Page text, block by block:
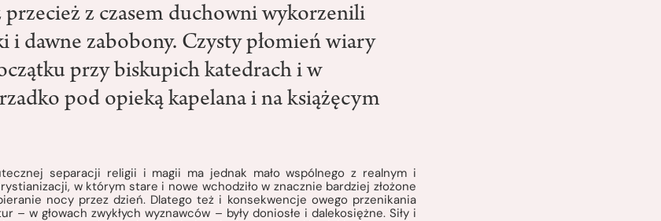
przecież z czasem duchowni wykorzenili
i dawne zabobony. Czysty płomień wiary
przy biskupich katedrach i w
pod opieką kapelana i na książęcym
separacji religii i magii ma jednak mało wspólnego z realnym i
w którym stare i nowe wchodziło w znacznie bardziej złożone
nocy przez dzień. Dlatego też i konsekwencje owego przenikania
– w głowach zwykłych wyznawców – były doniosłe i dalekosiężne. Siły i